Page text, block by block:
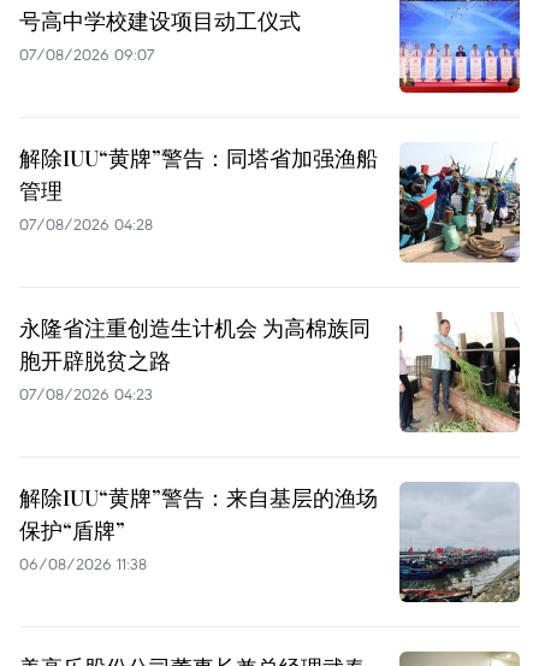
号高中学校建设项目动工仪式
07/08/2026 09:07
解除IUU“黄牌”警告：同塔省加强渔船
管理
07/08/2026 04:28
永隆省注重创造生计机会 为高棉族同
胞开辟脱贫之路
07/08/2026 04:23
解除IUU“黄牌”警告：来自基层的渔场
保护“盾牌”
06/08/2026 11:38